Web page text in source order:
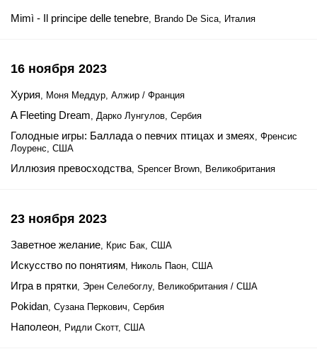
Mimì - Il principe delle tenebre, Brando De Sica, Италия
16 ноября 2023
Хурия, Моня Меддур, Алжир / Франция
A Fleeting Dream, Дарко Лунгулов, Сербия
Голодные игры: Баллада о певчих птицах и змеях, Френсис
Лоуренс, США
Иллюзия превосходства, Spencer Brown, Великобритания
23 ноября 2023
Заветное желание, Крис Бак, США
Искусство по понятиям, Николь Паон, США
Игра в прятки, Эрен Селебоглу, Великобритания / США
Pokidan, Сузана Перкович, Сербия
Наполеон, Ридли Скотт, США